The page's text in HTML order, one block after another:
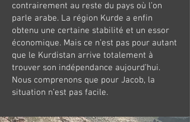
contrairement au reste du pays où l’on
parle arabe. La région Kurde a enfin
obtenu une certaine stabilité et un essor
économique. Mais ce n’est pas pour autant
que le Kurdistan arrive totalement à
trouver son indépendance aujourd’hui.
Nous comprenons que pour Jacob, la
situation n’est pas facile.